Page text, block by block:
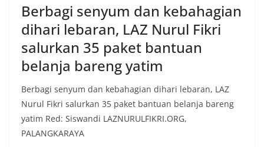
Berbagi senyum dan kebahagian
dihari lebaran, LAZ Nurul Fikri
salurkan 35 paket bantuan
belanja bareng yatim
Berbagi senyum dan kebahagian dihari lebaran, LAZ
Nurul Fikri salurkan 35 paket bantuan belanja bareng
yatim Red: Siswandi LAZNURULFIKRI.ORG,
PALANGKARAYA